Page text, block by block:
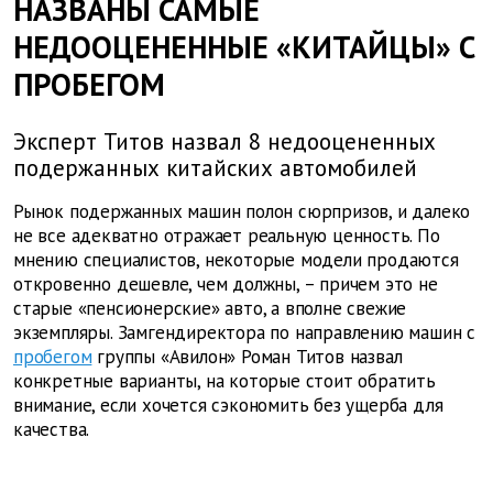
НАЗВАНЫ САМЫЕ
НЕДООЦЕНЕННЫЕ «КИТАЙЦЫ» С
ПРОБЕГОМ
Эксперт Титов назвал 8 недооцененных
подержанных китайских автомобилей
Рынок подержанных машин полон сюрпризов, и далеко
не все адекватно отражает реальную ценность. По
мнению специалистов, некоторые модели продаются
откровенно дешевле, чем должны, – причем это не
старые «пенсионерские» авто, а вполне свежие
экземпляры. Замгендиректора по направлению машин с
пробегомгруппы «Авилон» Роман Титов назвал
конкретные варианты, на которые стоит обратить
внимание, если хочется сэкономить без ущерба для
качества.